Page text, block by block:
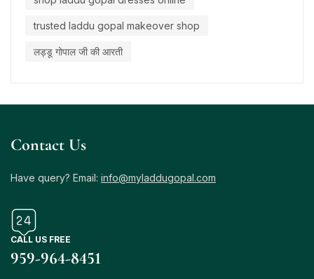
trusted laddu gopal makeover shop
लड्डू गोपाल जी की आरती
Contact Us
Have query? Email: info@myladdugopal.com
CALL US FREE
959-964-8451